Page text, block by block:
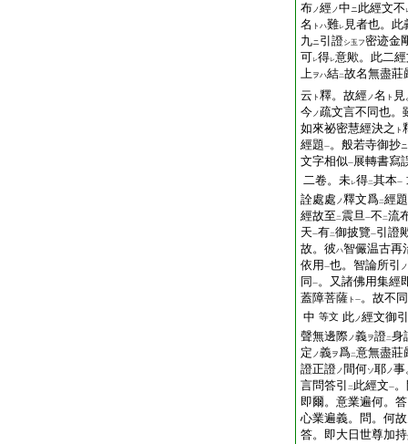
布ノ經ノ中ニ此經文不
名 トハ難レ 見者也。此
九ニ引證シ玉フ密迹金
可レ得レ意歟。此二
上ヲハ結二故名無盡莊
云 ト 釋。故經ノ名 ト
今ノ疏文言不同也。
如來祕密慧經決之 ト
經題一。般若寺御抄
文字相似一展轉書寫
二卷。未レ得二其本一
詮處處 ノ釋文爲二經題
經故至 二 震旦一不 二流
天一有二御披覽一引證
故。彼ハ智儼温古再
依用 一也。智論所引 ノ
同 一。又諸佛用集經
蓋障菩薩 ト 一。故不
中 等文 此ノ經文御
聲無邊際ノ義ヲ證二身
定 ノ義ヲ爲二意無盡莊
證正證ノ 間何ソ耶ノ事
言問答引
二 此經文一
即爾。意業遍何。
心業遍義。問。何
答。即大日世尊加